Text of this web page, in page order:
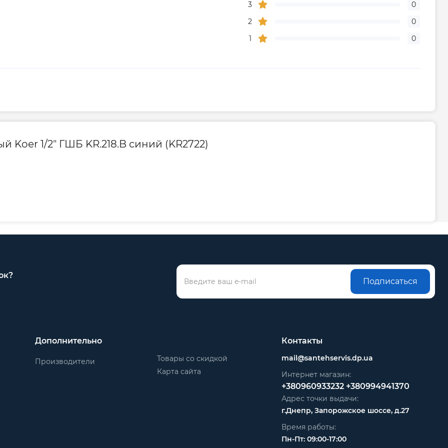
3
0
2
0
1
0
1/2" ГШБ KR.218.B синий (KR2722)
Подписаться
Дополнительно
Производители
Товары со скидкой
Карта сайта
Контакты
mail@santehservis.dp.ua
Интернет магазин:
+380960933232 +380994941370
Адрес точки выдачи:
г.Днепр, Запорожское шоссе, д.27
Время работы:
Пн-Пт: 09:00-17:00